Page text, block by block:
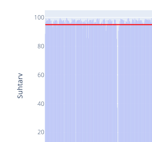
20
40
60
80
100
Suhtarv